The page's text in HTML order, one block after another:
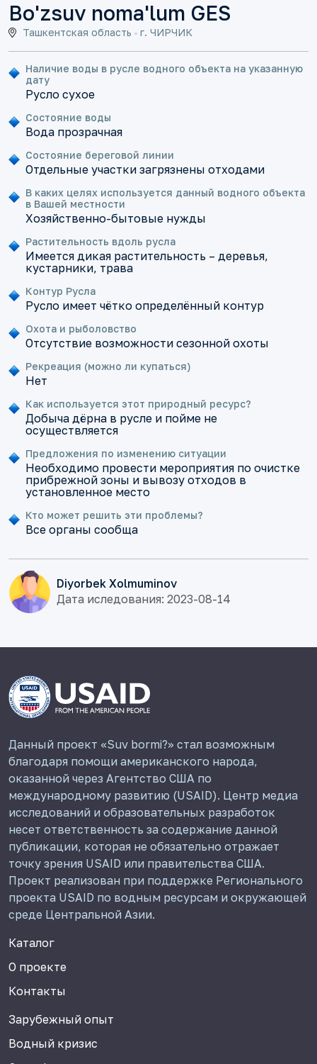
Bo'zsuv noma'lum GES
Ташкентская область г. ЧИРЧИК
Наличие воды в русле водного объекта на указанную
дату
Русло сухое
Состояние воды
Вода прозрачная
Состояние береговой линии
Отдельные участки загрязнены отходами
В каких целях используется данный водного объекта
в Вашей местности
Хозяйственно-бытовые нужды
Растительность вдоль русла
Имеется дикая растительность – деревья,
кустарники, трава
Контур Русла
Русло имеет чётко определённый контур
Охота и рыболовство
Отсутствие возможности сезонной охоты
Рекреация (можно ли купаться)
Нет
Как используется этот природный ресурс?
Добыча дёрна в русле и пойме не
осуществляется
Предложения по изменению ситуации
Необходимо провести мероприятия по очистке
прибрежной зоны и вывозу отходов в
установленное место
Кто может решить эти проблемы?
Все органы сообща
Diyorbek Xolmuminov
Дата иследования: 2023-08-14
Данный проект «Suv bormi?» стал возможным
благодаря помощи американского народа,
оказанной через Агентство США по
международному развитию (USAID). Центр медиа
исследований и образовательных разработок
несет ответственность за содержание данной
публикации, которая не обязательно отражает
точку зрения USAID или правительства США.
Проект реализован при поддержке Регионального
проекта USAID по водным ресурсам и окружающей
среде Центральной Азии.
Каталог
О проекте
Контакты
Зарубежный опыт
Водный кризис